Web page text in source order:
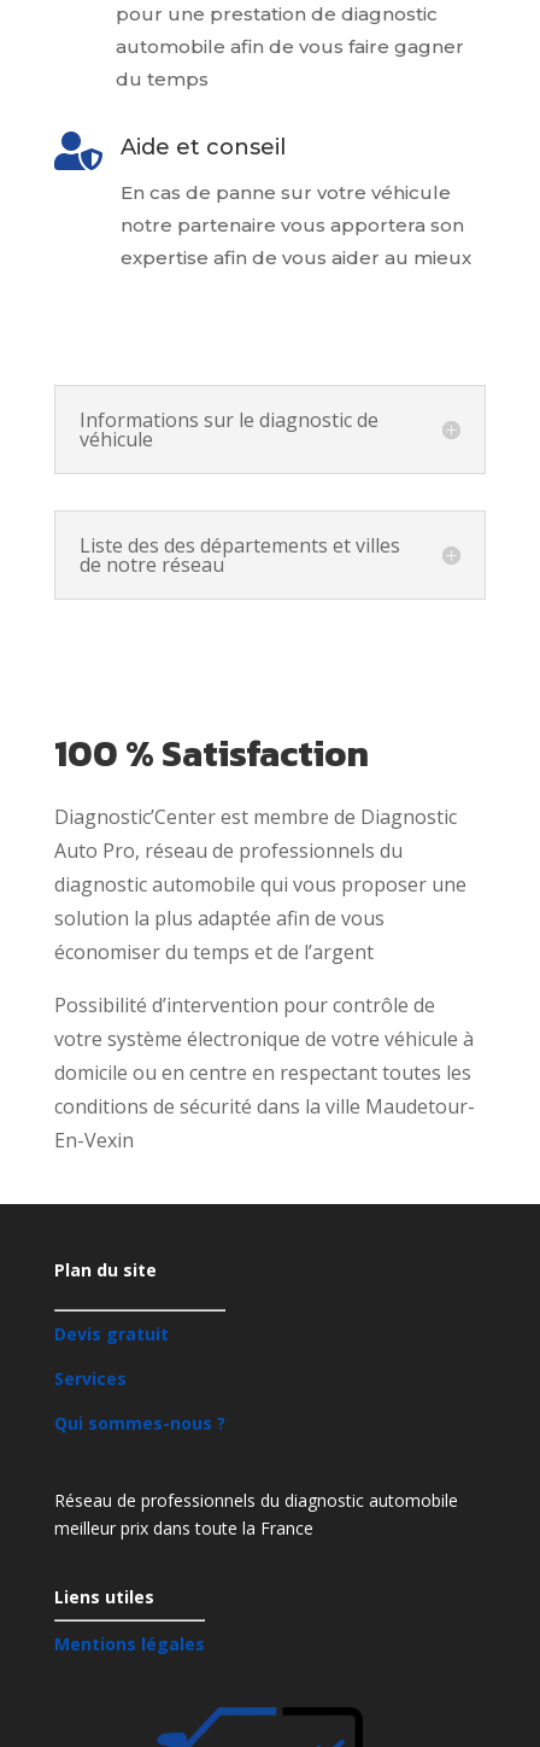
pour une prestation de diagnostic
automobile afin de vous faire gagner
du temps
 Aide et conseil
En cas de panne sur votre véhicule
notre partenaire vous apportera son
expertise afin de vous aider au mieux
Informations sur le diagnostic de
véhicule
Liste des des départements et villes
de notre réseau
100 % Satisfaction
Diagnostic’Center est membre de Diagnostic
Auto Pro, réseau de professionnels du
diagnostic automobile qui vous proposer une
solution la plus adaptée afin de vous
économiser du temps et de l’argent
Possibilité d’intervention pour contrôle de
votre système électronique de votre véhicule à
domicile ou en centre en respectant toutes les
conditions de sécurité dans la ville Maudetour-
En-Vexin
Plan du site
Devis gratuit
Services
Qui sommes-nous ?
Réseau de professionnels du diagnostic automobile
meilleur prix dans toute la France
Liens utiles
Mentions légales